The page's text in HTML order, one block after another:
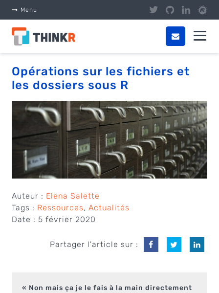
Menu
Opérations sur les fichiers et
les dossiers sous R
Auteur : Elena Salette
Tags : Ressources, Actualités
Date : 5 février 2020
Partager l'article sur :
« Non mais ça je le fais à la main directement
Panneau de gestion des cookies